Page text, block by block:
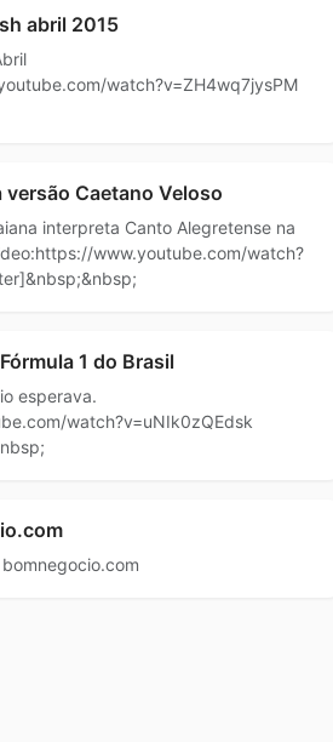
abril 2015
watch?v=ZH4wq7jysPM
Caetano Veloso
interpreta Canto Alegretense na
www.youtube.com/watch?
1 do Brasil
esperava.
watch?v=uNIk0zQEdsk